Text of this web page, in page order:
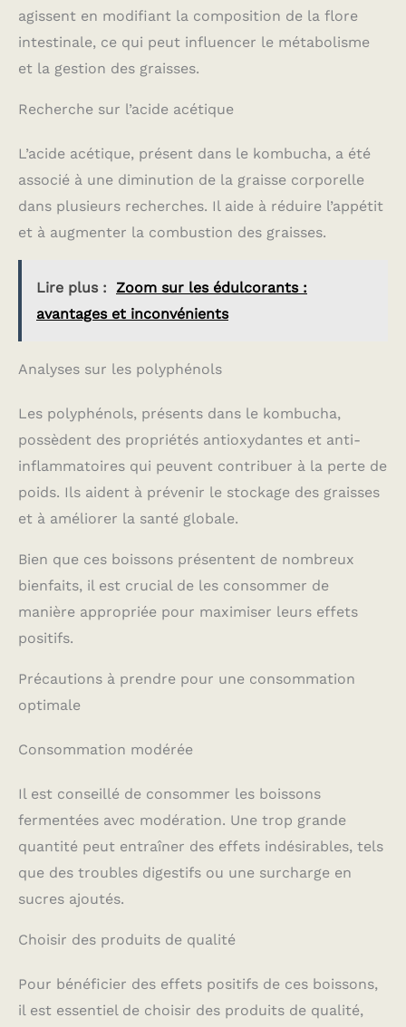
agissent en modifiant la composition de la flore
intestinale, ce qui peut influencer le métabolisme
et la gestion des graisses.
Recherche sur l’acide acétique
L’acide acétique, présent dans le kombucha, a été
associé à une diminution de la graisse corporelle
dans plusieurs recherches. Il aide à réduire l’appétit
et à augmenter la combustion des graisses.
Lire plus : Zoom sur les édulcorants :
avantages et inconvénients
Analyses sur les polyphénols
Les polyphénols, présents dans le kombucha,
possèdent des propriétés antioxydantes et anti-
inflammatoires qui peuvent contribuer à la perte de
poids. Ils aident à prévenir le stockage des graisses
et à améliorer la santé globale.
Bien que ces boissons présentent de nombreux
bienfaits, il est crucial de les consommer de
manière appropriée pour maximiser leurs effets
positifs.
Précautions à prendre pour une consommation
optimale
Consommation modérée
Il est conseillé de consommer les boissons
fermentées avec modération. Une trop grande
quantité peut entraîner des effets indésirables, tels
que des troubles digestifs ou une surcharge en
sucres ajoutés.
Choisir des produits de qualité
Pour bénéficier des effets positifs de ces boissons,
il est essentiel de choisir des produits de qualité,